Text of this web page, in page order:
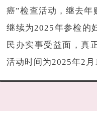
癌”检查活动，继去年
继续为2025年参检的
民办实事受益面，真
活动时间为2025年2月